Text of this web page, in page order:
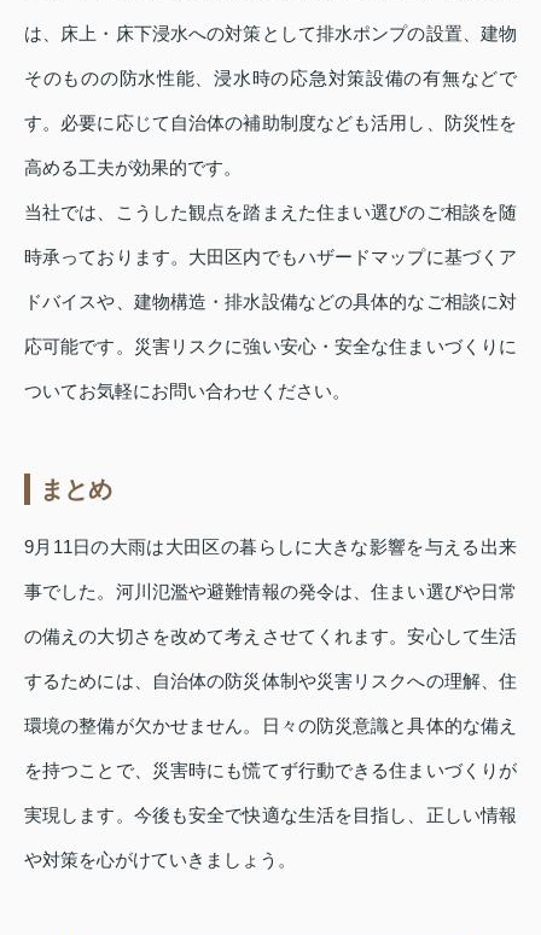
は、床上・床下浸水への対策として排水ポンプの設置、建物
そのものの防水性能、浸水時の応急対策設備の有無などで
す。必要に応じて自治体の補助制度なども活用し、防災性を
高める工夫が効果的です。
当社では、こうした観点を踏まえた住まい選びのご相談を随
時承っております。大田区内でもハザードマップに基づくア
ドバイスや、建物構造・排水設備などの具体的なご相談に対
応可能です。災害リスクに強い安心・安全な住まいづくりに
ついてお気軽にお問い合わせください。
まとめ
9月11日の大雨は大田区の暮らしに大きな影響を与える出来
事でした。河川氾濫や避難情報の発令は、住まい選びや日常
の備えの大切さを改めて考えさせてくれます。安心して生活
するためには、自治体の防災体制や災害リスクへの理解、住
環境の整備が欠かせません。日々の防災意識と具体的な備え
を持つことで、災害時にも慌てず行動できる住まいづくりが
実現します。今後も安全で快適な生活を目指し、正しい情報
や対策を心がけていきましょう。